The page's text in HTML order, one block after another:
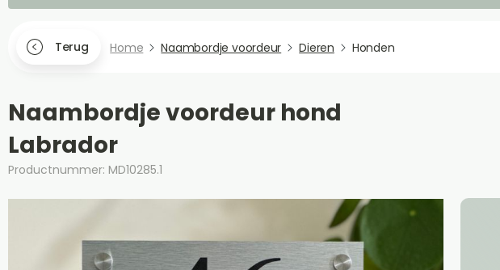
Terug Home Naambordje voordeur Dieren Honden
Naambordje voordeur hond
Labrador
Productnummer: MD10285.1